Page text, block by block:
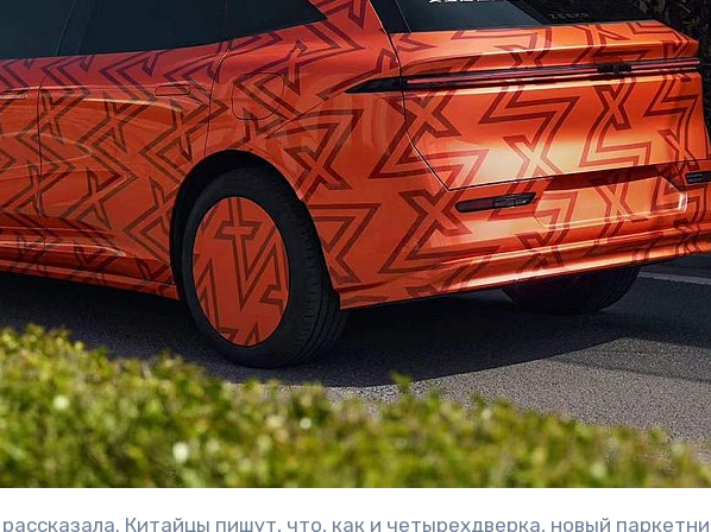
Китайцы пишут, что, как и четырехдверка, новый